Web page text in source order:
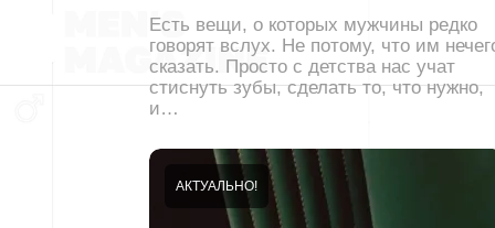
Есть вещи, о которых мужчины редко
говорят вслух. Не потому, что им
сказать. Просто с детства нас учат
стиснуть зубы, сделать то, что нужно,
и…
АКТУАЛЬНО!